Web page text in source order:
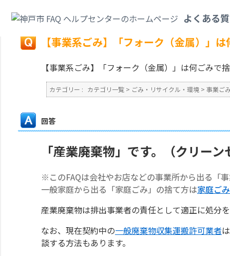
よくある
戻る
【事業系ごみ】「フォーク（金属）」
【事業系ごみ】「フォーク（金属）」は何ごみで
カテゴリー : カテゴリ一覧 > ごみ・リサイクル・環境 > 事業ご
回答
「産業廃棄物」です。（クリー
※このFAQは会社やお店などの事業所から出る「
一般家庭から出る「家庭ごみ」の捨て方は家庭ご
産業廃棄物は排出事業者の責任として適正に処分
なお、現在契約中の一般廃棄物収集運搬許可業者
談する方法もあります。